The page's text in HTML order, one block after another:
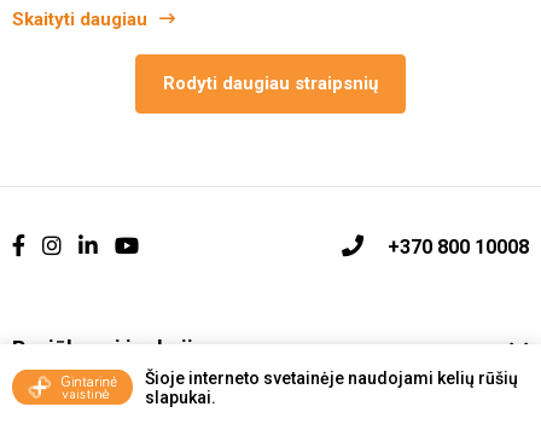
Šioje interneto svetainėje naudojami kelių rūšių
slapukai.
Skaityti daugiau
Rodyti daugiau straipsnių
+370 800 10008
Pasiūlymai ir akcijos
Vakcinavimo tvarka ir taisyklės